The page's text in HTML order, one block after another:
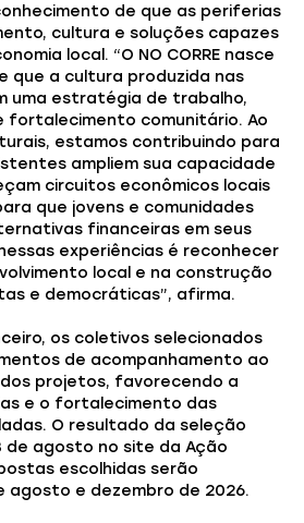
de que as periferias
cultura e soluções capazes
local. “O NO CORRE nasce
que a cultura produzida nas
uma estratégia de trabalho,
fortalecimento comunitário. Ao
estamos contribuindo para
ampliem sua capacidade
circuitos econômicos locais
que jovens e comunidades
financeiras em seus
experiências é reconhecer
local e na construção
e democráticas”, afirma.
os coletivos selecionados
de acompanhamento ao
projetos, favorecendo a
e o fortalecimento das
O resultado da seleção
de agosto no site da Ação
escolhidas serão
agosto e dezembro de 2026.